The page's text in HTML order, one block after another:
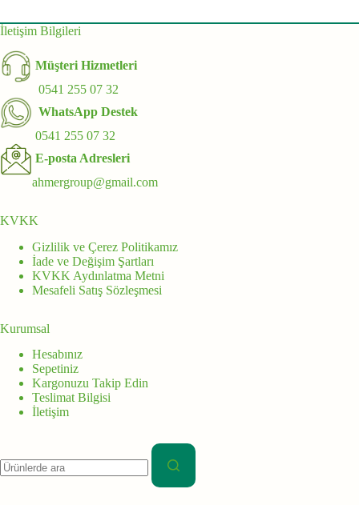
İletişim Bilgileri
Müşteri Hizmetleri
0541 255 07 32
WhatsApp Destek
0541 255 07 32
E-posta Adresleri
ahmergroup@gmail.com
KVKK
Gizlilik ve Çerez Politikamız
İade ve Değişim Şartları
KVKK Aydınlatma Metni
Mesafeli Satış Sözleşmesi
Kurumsal
Hesabınız
Sepetiniz
Kargonuzu Takip Edin
Teslimat Bilgisi
İletişim